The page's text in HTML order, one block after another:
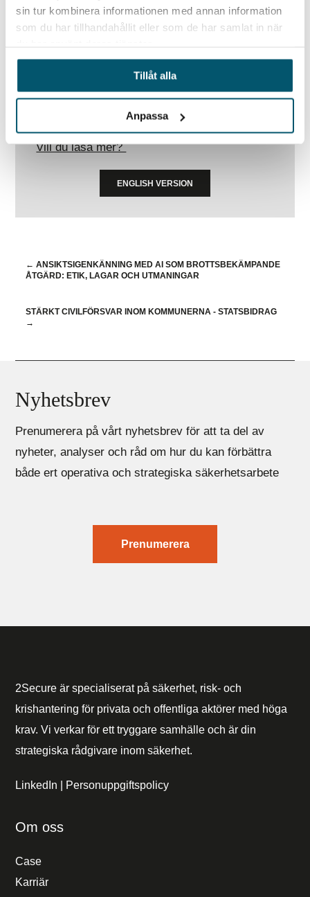
sin tur kombinera informationen med annan information
som du har tillhandahållit eller som de har samlat in när
Tillåt alla
Anpassa
Genom att vidta dessa åtgärder kan ditt
företag vara bättre rustat för att möta de
utgör, och säkerställa att ni står starka inför
HÄMTA RAPPORT
Vill du läsa mer?
ENGLISH VERSION
←ANSIKTSIGENKÄNNING MED AI SOM BROTTSBEKÄMPANDE
ÅTGÄRD: ETIK, LAGAR OCH UTMANINGAR
STÄRKT CIVILFÖRSVAR INOM KOMMUNERNA - STATSBIDRAG
→
Nyhetsbrev
Prenumerera på vårt nyhetsbrev för att ta del av
nyheter, analyser och råd om hur du kan förbättra
både ert operativa och strategiska säkerhetsarbete
Prenumerera
2Secure är specialiserat på säkerhet, risk- och
krishantering för privata och offentliga aktörer med höga
krav. Vi verkar för ett tryggare samhälle och är din
strategiska rådgivare inom säkerhet.
LinkedIn Personuppgiftspolicy
Om oss
Case
Karriär